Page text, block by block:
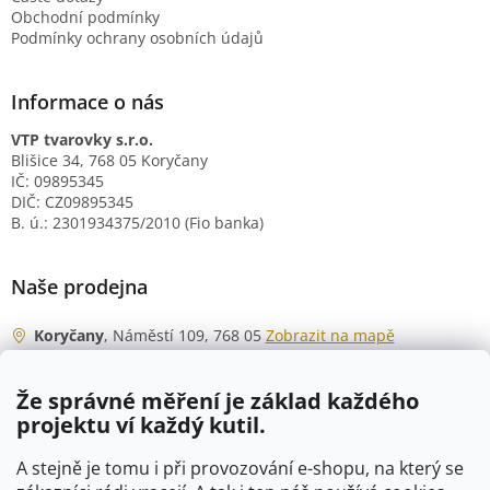
Že správné měření je základ každého
projektu ví každý kutil.
A stejně je tomu i při provozování e-shopu, na který se
Obchodní podmínky
Podmínky ochrany osobních údajů
Informace o nás
VTP tvarovky s.r.o.
Blišice 34, 768 05 Koryčany
IČ: 09895345
DIČ: CZ09895345
B. ú.: 2301934375/2010 (Fio banka)
Naše prodejna
Koryčany, Náměstí 109, 768 05 Zobrazit na mapě
Po - Čt
06:00 - 07:00
07:30 - 15:30
Pá
06:00 - 07:00
07:30 - 15:00